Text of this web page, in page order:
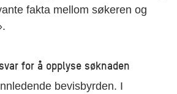
fakta mellom søkeren og
for å opplyse søknaden
bevisbyrden. I